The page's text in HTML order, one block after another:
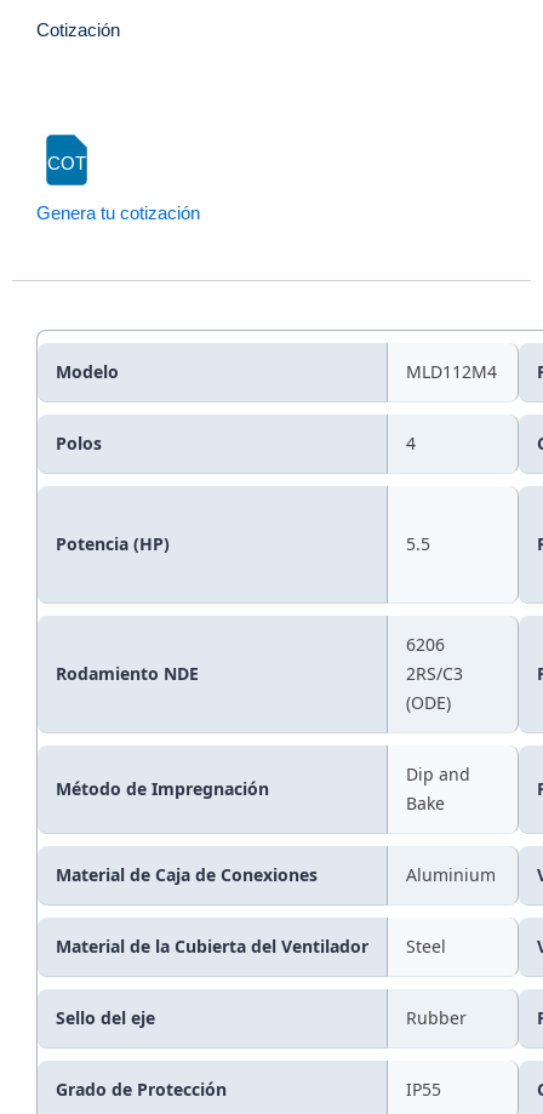
Cotización
COT
Genera tu cotización
Modelo MLD112M4
Polos 4
Potencia (HP) 5.5
Rodamiento NDE
6206
2RS/C3
(ODE)
Método de Impregnación
Dip and
Bake
Material de Caja de Conexiones Aluminium
Material de la Cubierta del Ventilador Steel
Sello del eje Rubber
Grado de Protección IP55